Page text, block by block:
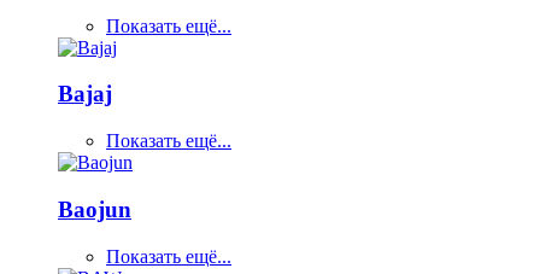
Показать ещё...
Bajaj
Показать ещё...
Baojun
Показать ещё...